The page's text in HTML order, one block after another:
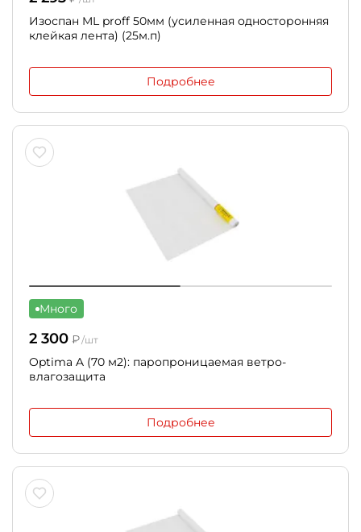
Изоспан ML proff 50мм (усиленная односторонняя
клейкая лента) (25м.п)
Подробнее
Много
2 300 ₽/шт
Optima A (70 м2): паропроницаемая ветро-
влагозащита
Подробнее